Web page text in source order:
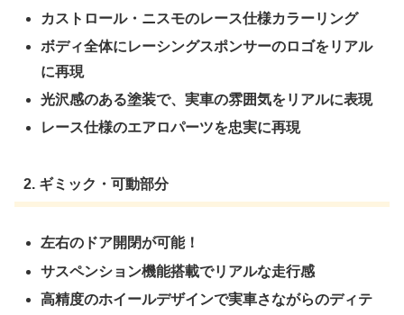
カストロール・ニスモのレース仕様カラーリング
ボディ全体にレーシングスポンサーのロゴをリアル
に再現
光沢感のある塗装で、実車の雰囲気をリアルに表現
レース仕様のエアロパーツを忠実に再現
2. ギミック・可動部分
左右のドア開閉が可能！
サスペンション機能搭載でリアルな走行感
高精度のホイールデザインで実車さながらのディテ